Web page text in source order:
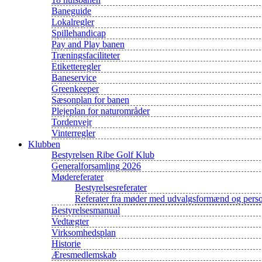
Baneguide
Lokalregler
Spillehandicap
Pay and Play banen
Træningsfaciliteter
Etiketteregler
Baneservice
Greenkeeper
Sæsonplan for banen
Plejeplan for naturområder
Tordenvejr
Vinterregler
Klubben
Bestyrelsen Ribe Golf Klub
Generalforsamling 2026
Mødereferater
Bestyrelsesreferater
Referater fra møder med udvalgsformænd og
Bestyrelsesmanual
Vedtægter
Virksomhedsplan
Historie
Æresmedlemskab